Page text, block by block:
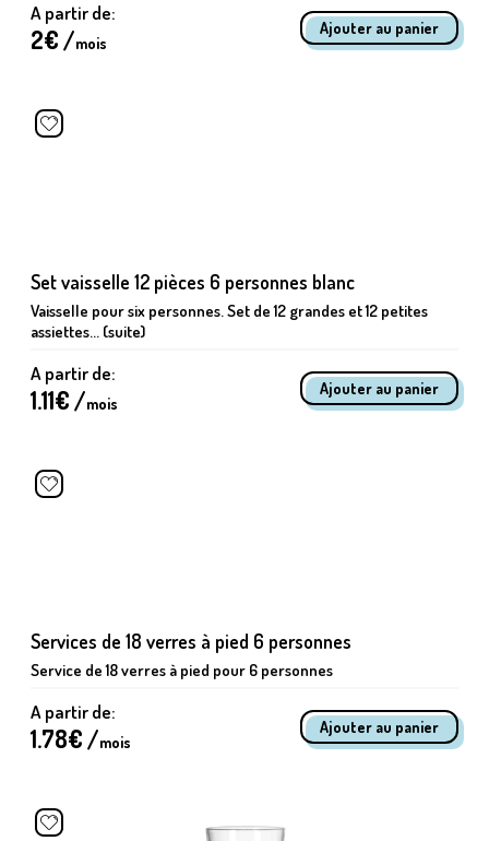
A partir de:
2€ /mois
Set vaisselle 12 pièces 6 personnes blanc
Vaisselle pour six personnes. Set de 12 grandes et 12 petites
assiettes... (suite)
A partir de:
1.11€ /mois
Services de 18 verres à pied 6 personnes
Service de 18 verres à pied pour 6 personnes
A partir de:
1.78€ /mois